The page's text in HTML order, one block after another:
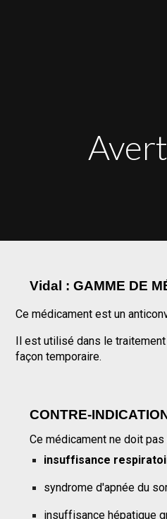
Vidal : GAMME DE
Ce médicament est un
Il est utilisé dans le
façon temporaire.
CONTRE-
Ce médicament ne doit
insuffisance
syndrome d'apnée du
insuffisance hépatique